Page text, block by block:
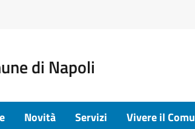
di Napoli
Novità Servizi Vivere il